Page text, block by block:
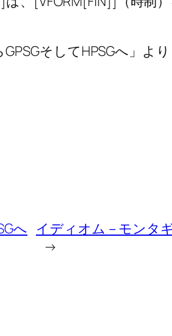
そしてHPSGへ」より
へ イディオム－モンタ
→